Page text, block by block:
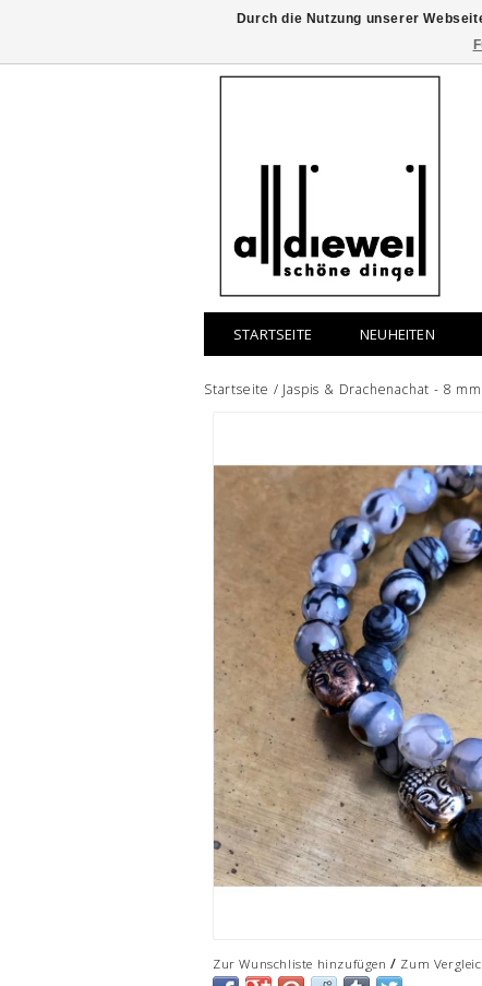
STARTSEITE NEUHEITEN
Startseite / Jaspis & Drachenachat - 8
Zur Wunschliste hinzufügen / Zum
Durch die Nutzung unserer